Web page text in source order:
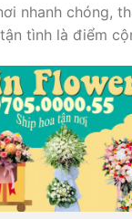
nhanh chóng,
tình là điểm